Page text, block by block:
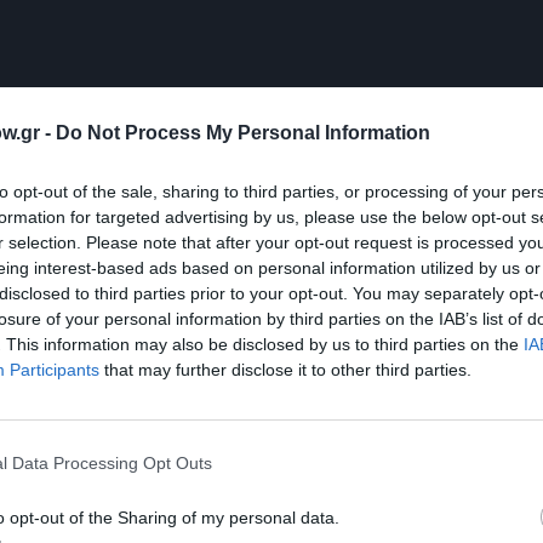
- Do Not Process My Personal Information
opt-out of the sale, sharing to third parties, or processing of your
for targeted advertising by us, please use the below opt-out
selection. Please note that after your opt-out request is processed
interest-based ads based on personal information utilized by us
to third parties prior to your opt-out. You may separately
of your personal information by third parties on the IAB’s list of
This information may also be disclosed by us to third parties on the
Participants that may further disclose it to other third parties.
Data Processing Opt Outs
opt-out of the Sharing of my personal data.
στοCulturenow.gr
Δες
και τον Πολιτισμό!